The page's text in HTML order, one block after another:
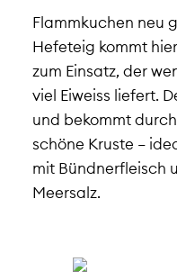
Flammkuchen neu
Hefeteig kommt
zum Einsatz, der
viel Eiweiss liefert.
und bekommt
schöne Kruste –
mit Bündnerfleisch
Meersalz.